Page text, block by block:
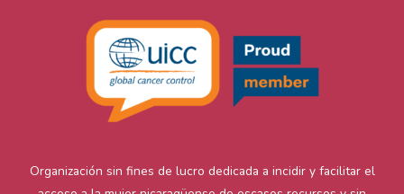
Organización sin fines de lucro dedicada a incidir y facilitar el